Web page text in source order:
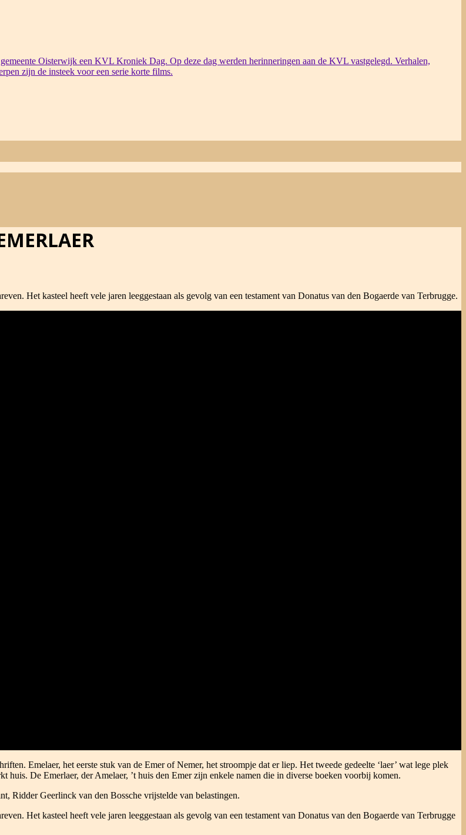
Oisterwijk een KVL Kroniek Dag. Op deze dag werden herinneringen aan de KVL vastgelegd. Verhalen,
zijn de insteek voor een serie korte films.
Het kasteel heeft vele jaren leeggestaan als gevolg van een testament van Donatus van den Bogaerde van Terbrugge.
Emelaer, het eerste stuk van de Emer of Nemer, het stroompje dat er liep. Het tweede gedeelte ‘laer’ wat lege plek
huis. De Emerlaer, der Amelaer, ’t huis den Emer zijn enkele namen die in diverse boeken voorbij komen.
Ridder Geerlinck van den Bossche vrijstelde van belastingen.
Het kasteel heeft vele jaren leeggestaan als gevolg van een testament van Donatus van den Bogaerde van Terbrugge